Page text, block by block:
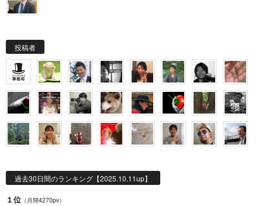
投稿者
過去30日間のランキング【2025.10.11up】
１位 （月間4270pv）